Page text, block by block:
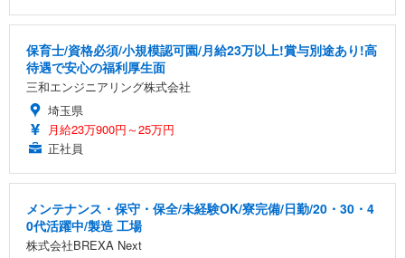
保育士/資格必須/小規模認可園/月給23万以上!賞与別途あり!高
待遇で安心の福利厚生面
三和エンジニアリング株式会社
埼玉県
月給23万900円～25万円
正社員
メンテナンス・保守・保全/未経験OK/寮完備/日勤/20・30・4
0代活躍中/製造 工場
株式会社BREXA Next